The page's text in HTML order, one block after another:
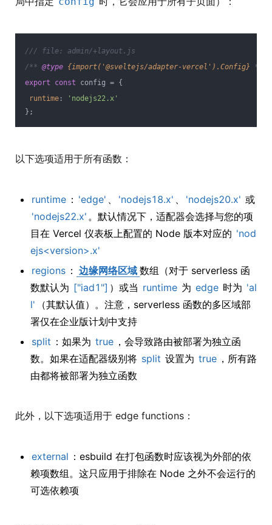
/// file: admin/+layout.js
/** @type {import('@sveltejs/adapter-vercel').Config}
*/
export
const config = {
runtime :
'nodejs22.x'
};
以下选项适用于所有函数：
runtime ： 'edge' 'nodejs18.x' 'nodejs20.x' 或
'nodejs22.x' 。默认情况下，适配器会选择与您的项
目在 Vercel 仪表板上配置的 Node 版本对应的 'nod
ejs<version>.x'
regions ： 边缘网络区域 数组（对于 serverless 函
数默认为 ["iad1"] ）或当 runtime 为 edge 时为 'al
l'
（其默认值）。注意，serverless 函数的多区域部
署仅在企业版计划中支持
split ：如果为 true ，会导致路由被部署为独立函
数。如果在适配器级别将 split 设置为 true ，所有路
由都将被部署为独立函数
此外，以下选项适用于 edge functions：
external ：esbuild 在打包函数时应该视为外部的依
赖项数组。这只应用于排除在 Node 之外不会运行的
可选依赖项